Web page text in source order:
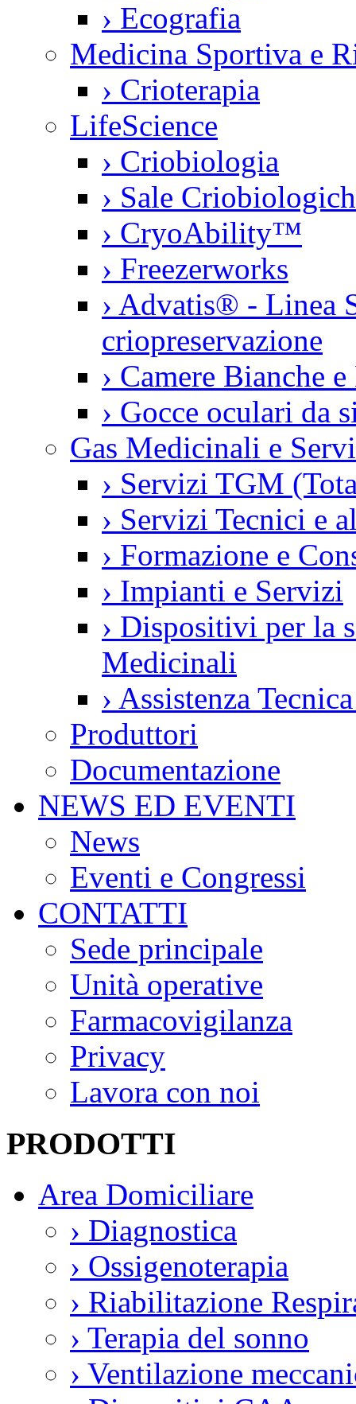
› Ecografia
Medicina Sportiva e
› Crioterapia
LifeScience
› Criobiologia
› Sale
› CryoAbility™
› Freezerworks
› Advatis® - Linea
criopreservazione
› Camere Bianche
› Gocce oculari da
Gas Medicinali e
› Servizi TGM
› Servizi Tecnici e
› Formazione e
› Impianti e Servizi
› Dispositivi per la
Medicinali
› Assistenza
Produttori
Documentazione
NEWS ED EVENTI
News
Eventi e Congressi
CONTATTI
Sede principale
Unità operative
Farmacovigilanza
Privacy
Lavora con noi
PRODOTTI
Area Domiciliare
› Diagnostica
› Ossigenoterapia
› Riabilitazione
› Terapia del sonno
› Ventilazione